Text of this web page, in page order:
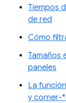
Tiempos
de red
Cómo
Tamaños
paneles
La
y corner-